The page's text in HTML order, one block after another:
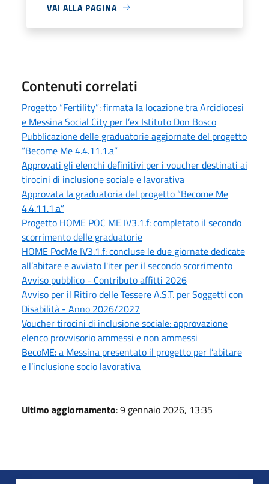
VAI ALLA PAGINA
Contenuti correlati
Progetto “Fertility”: firmata la locazione tra Arcidiocesi
e Messina Social City per l’ex Istituto Don Bosco
Pubblicazione delle graduatorie aggiornate del progetto
“Become Me 4.4.11.1.a”
Approvati gli elenchi definitivi per i voucher destinati ai
tirocini di inclusione sociale e lavorativa
Approvata la graduatoria del progetto “Become Me
4.4.11.1.a”
Progetto HOME POC ME IV3.1.f: completato il secondo
scorrimento delle graduatorie
HOME PocMe IV3.1.f: concluse le due giornate dedicate
all’abitare e avviato l'iter per il secondo scorrimento
Avviso pubblico - Contributo affitti 2026
Avviso per il Ritiro delle Tessere A.S.T. per Soggetti con
Disabilità - Anno 2026/2027
Voucher tirocini di inclusione sociale: approvazione
elenco provvisorio ammessi e non ammessi
BecoME: a Messina presentato il progetto per l’abitare
e l’inclusione socio lavorativa
Ultimo aggiornamento: 9 gennaio 2026, 13:35